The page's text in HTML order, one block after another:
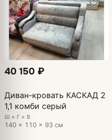
40 150 ₽
Диван-кровать КАСКАД 2
1,1 комби серый
Ш × Г × В
140 × 110 × 93 см